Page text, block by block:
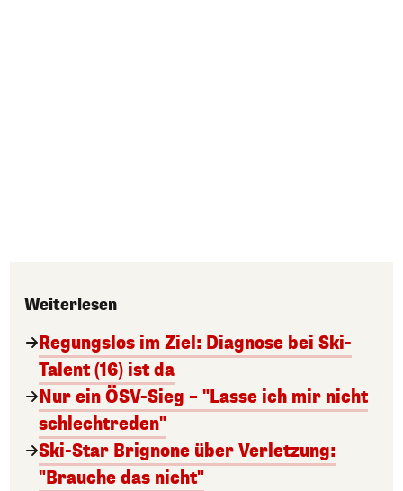
Weiterlesen
Regungslos im Ziel: Diagnose bei Ski-
Talent (16) ist da
Nur ein ÖSV-Sieg – "Lasse ich mir nicht
schlechtreden"
Ski-Star Brignone über Verletzung:
"Brauche das nicht"